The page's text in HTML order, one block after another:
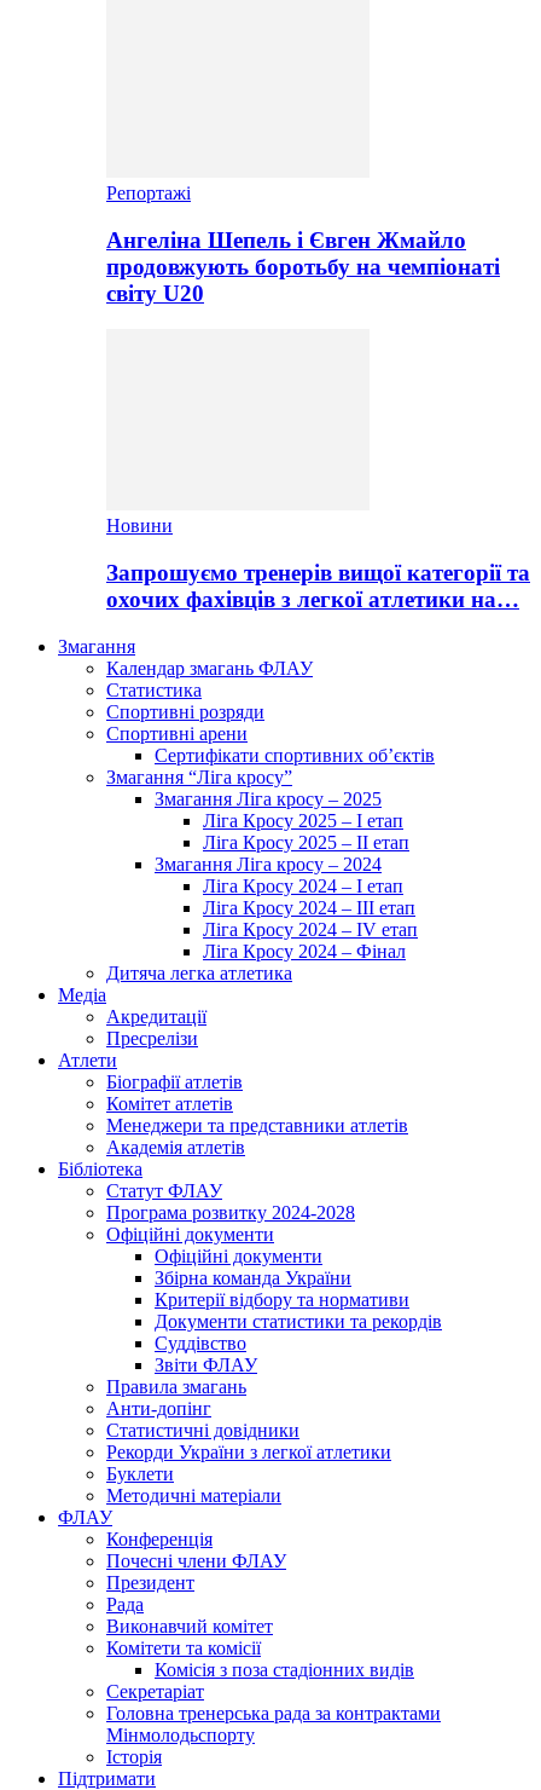
Репортажі
Ангеліна Шепель і Євген Жмайло
продовжують боротьбу на чемпіонаті
світу U20
Новини
Запрошуємо тренерів вищої категорії та
охочих фахівців з легкої атлетики на…
Змагання
Календар змагань ФЛАУ
Статистика
Спортивні розряди
Спортивні арени
Сертифікати спортивних об’єктів
Змагання “Ліга кросу”
Змагання Ліга кросу – 2025
Ліга Кросу 2025 – I етап
Ліга Кросу 2025 – II етап
Змагання Ліга кросу – 2024
Ліга Кросу 2024 – I етап
Ліга Кросу 2024 – III етап
Ліга Кросу 2024 – IV етап
Ліга Кросу 2024 – Фінал
Дитяча легка атлетика
Медіа
Акредитації
Пресрелізи
Атлети
Біографії атлетів
Комітет атлетів
Менеджери та представники атлетів
Академія атлетів
Бібліотека
Статут ФЛАУ
Програма розвитку 2024-2028
Офіційні документи
Офіційні документи
Збірна команда України
Критерії відбору та нормативи
Документи статистики та рекордів
Суддівство
Звіти ФЛАУ
Правила змагань
Анти-допінг
Статистичні довідники
Рекорди України з легкої атлетики
Буклети
Методичні матеріали
ФЛАУ
Конференція
Почесні члени ФЛАУ
Президент
Рада
Виконавчий комітет
Комітети та комісії
Комісія з поза стадіонних видів
Секретаріат
Головна тренерська рада за контрактами
Мінмолодьспорту
Історія
Підтримати